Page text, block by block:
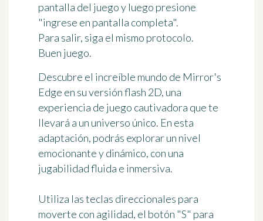
pantalla del juego y luego presione
"ingrese en pantalla completa".
Para salir, siga el mismo protocolo.
Buen juego.
Descubre el increíble mundo de Mirror's
Edge en su versión flash 2D, una
experiencia de juego cautivadora que te
llevará a un universo único. En esta
adaptación, podrás explorar un nivel
emocionante y dinámico, con una
jugabilidad fluida e inmersiva.
Utiliza las teclas direccionales para
moverte con agilidad, el botón "S" para